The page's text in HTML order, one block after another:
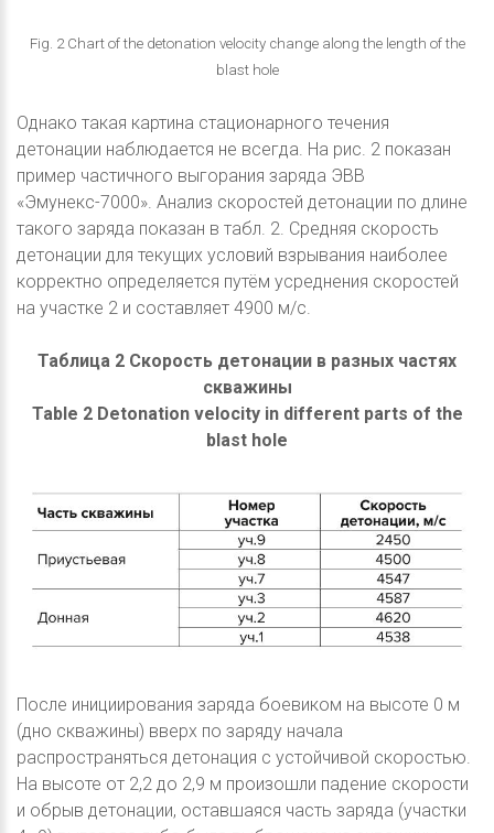
Fig. 2 Chart of the detonation velocity change along the length of the
blast hole
Однако такая картина стационарного течения
детонации наблюдается не всегда. На рис. 2 показан
пример частичного выгорания заряда ЭВВ
«Эмунекс-7000». Анализ скоростей детонации по длине
такого заряда показан в табл. 2. Средняя скорость
детонации для текущих условий взрывания наиболее
корректно определяется путём усреднения скоростей
на участке 2 и составляет 4900 м/с.
Таблица 2 Скорость детонации в разных частях
скважины
Table 2 Detonation velocity in different parts of the
blast hole
После инициирования заряда боевиком на высоте 0 м
(дно скважины) вверх по заряду начала
распространяться детонация с устойчивой скоростью.
На высоте от 2,2 до 2,9 м произошли падение скорости
и обрыв детонации, оставшаяся часть заряда (участки